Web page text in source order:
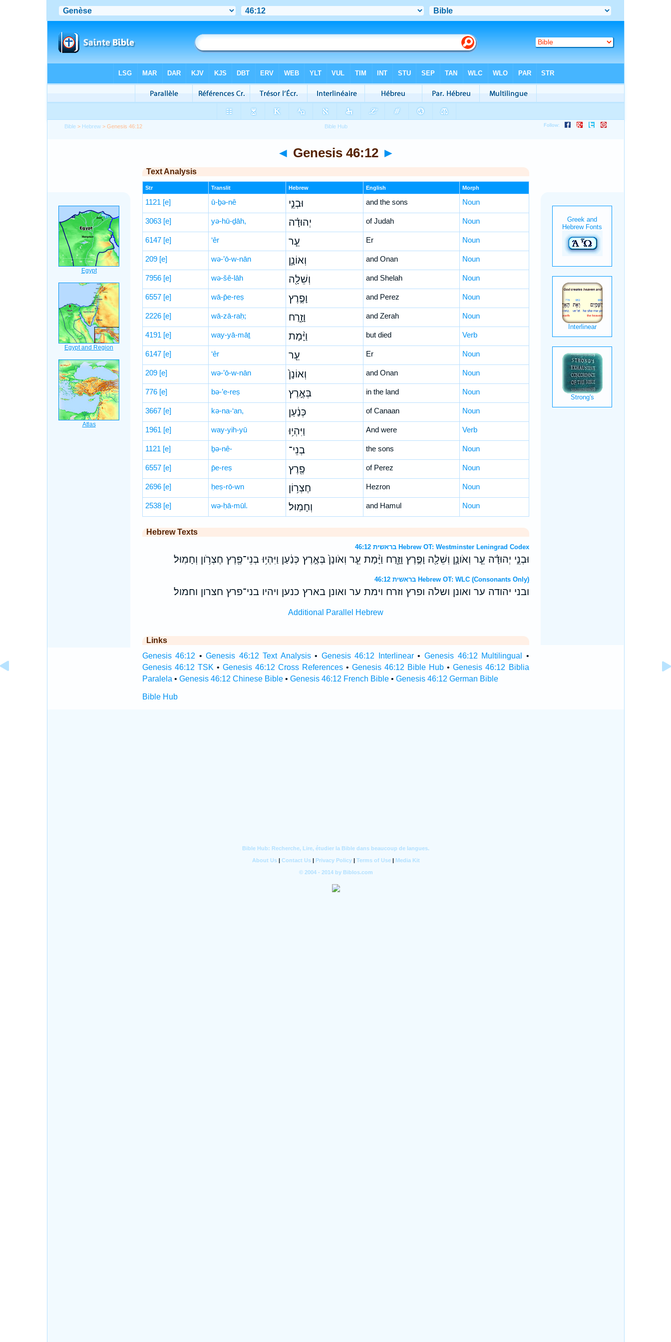
Bible > Hebrew > Genesis 46:12
◄ Genesis 46:12 ►
Text Analysis
Str Translit Hebrew English Morph
1121 [e] ū-ḇə-nê וּבְנֵ֣י and the sons Noun
3063 [e] yə-hū-ḏāh, יְהוּדָ֗ה of Judah Noun
6147 [e] ‘êr עֵ֧ר Er Noun
209 [e] wə-’ō-w-nān וְאוֹנָ֛ן and Onan Noun
7956 [e] wə-šê-lāh וְשֵׁלָ֖ה and Shelah Noun
6557 [e] wā-p̄e-reṣ וָפֶ֣רֶץ and Perez Noun
2226 [e] wā-zā-raḥ; וָזָ֑רַח and Zerah Noun
4191 [e] way-yā-māṯ וַיָּ֨מָת but died Verb
6147 [e] ‘êr עֵ֤ר Er Noun
209 [e] wə-’ō-w-nān וְאוֹנָן֙ and Onan Noun
776 [e] bə-’e-reṣ בְּאֶ֣רֶץ in the land Noun
3667 [e] kə-na-‘an, כְּנַ֔עַן of Canaan Noun
1961 [e] way-yih-yū וַיִּהְי֥וּ And were Verb
1121 [e] ḇə-nê- בְנֵי־ the sons Noun
6557 [e] p̄e-reṣ פֶ֖רֶץ of Perez Noun
2696 [e] ḥeṣ-rō-wn חֶצְר֥וֹן Hezron Noun
2538 [e] wə-ḥā-mūl. וְחָמֽוּל׃ and Hamul Noun
Hebrew Texts
בראשית 46:12 Hebrew OT: Westminster Leningrad Codex
וּבְנֵ֣י יְהוּדָ֗ה עֵ֧ר וְאֹונָ֛ן וְשֵׁלָ֖ה וָפֶ֣רֶץ וָזָ֑רַח וַיָּ֨מָת עֵ֤ר וְאֹונָן֙ בְּאֶ֣רֶץ כְּנַ֔עַן וַיִּהְי֥וּ בְנֵי־פֶ֖רֶץ חֶצְרֹ֥ון וְחָמֽוּל׃
בראשית 46:12 Hebrew OT: WLC (Consonants Only)
ובני יהודה ער ואונן ושלה ופרץ וזרח וימת ער ואונן בארץ כנען ויהיו בני־פרץ חצרון וחמול׃
Additional Parallel Hebrew
Links
Genesis 46:12 •Genesis 46:12 Text Analysis• Genesis 46:12 Interlinear• Genesis 46:12 Multilingual
•
Genesis 46:12 TSK • Genesis 46:12 Cross References•Genesis 46:12 Bible Hub •Genesis 46:12 Biblia
Paralela • Genesis 46:12 Chinese Bible• Genesis 46:12 French Bible• Genesis 46:12 German Bible
Bible Hub